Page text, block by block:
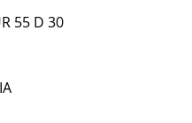
55 D 30